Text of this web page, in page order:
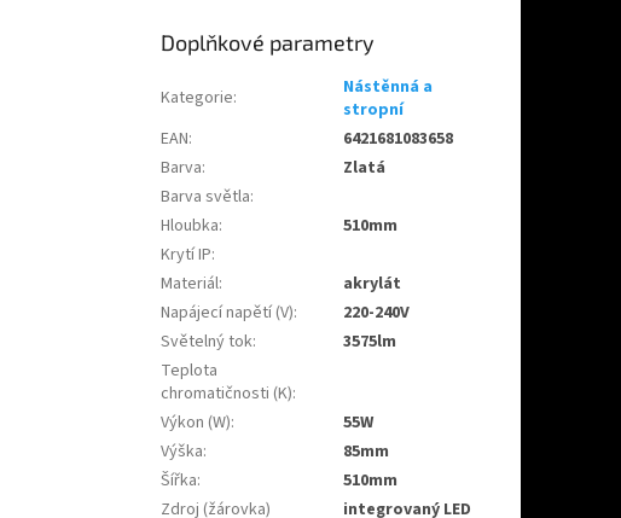
Doplňkové parametry
Kategorie:
Nástěnná a
stropní
EAN:
6421681083658
Barva:
Zlatá
Barva světla:
Hloubka:
510mm
Krytí IP:
Materiál:
akrylát
Napájecí napětí (V):
220-240V
Světelný tok:
3575lm
Teplota
chromatičnosti (K):
Výkon (W):
55W
Výška:
85mm
Šířka:
510mm
Zdroj (žárovka)
integrovaný LED